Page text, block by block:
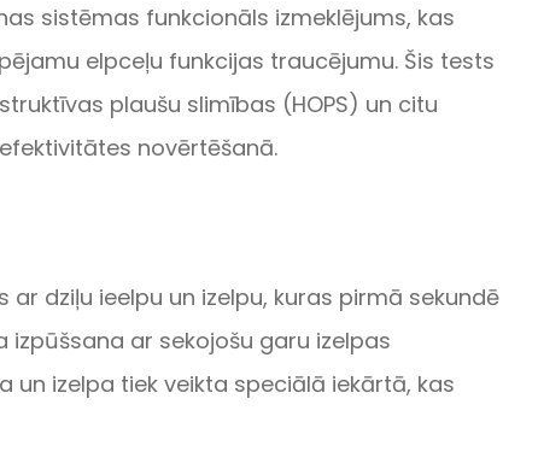
sistēmas funkcionāls izmeklējums, kas
elpceļu funkcijas traucējumu. Šis tests
plaušu slimības (HOPS) un citu
novērtēšanā.
dziļu ieelpu un izelpu, kuras pirmā sekundē
ar sekojošu garu izelpas
un izelpa tiek veikta speciālā iekārtā, kas